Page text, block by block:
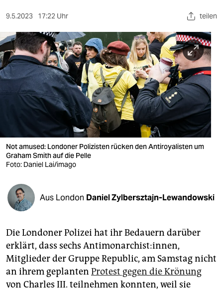
kultur
sport
berlin
nord
wahrheit
verlag
veranstaltungen
shop
fragen & hilfe
abo
genossenschaft
epaper login
9.5.2023 17:22 Uhr teilen
Not amused: Londoner Polizisten rücken den Antiroyalisten um
Graham Smith auf die Pelle
Foto: Daniel Lai/imago
Aus London Daniel Zylbersztajn-Lewandowski
Die Londoner Polizei hat ihr Bedauern darüber
erklärt, dass sechs Antimonarchist:innen,
Mitglieder der Gruppe Republic, am Samstag nicht
an ihrem geplanten Protest gegen die Krönung
von Charles III. teilnehmen konnten, weil sie